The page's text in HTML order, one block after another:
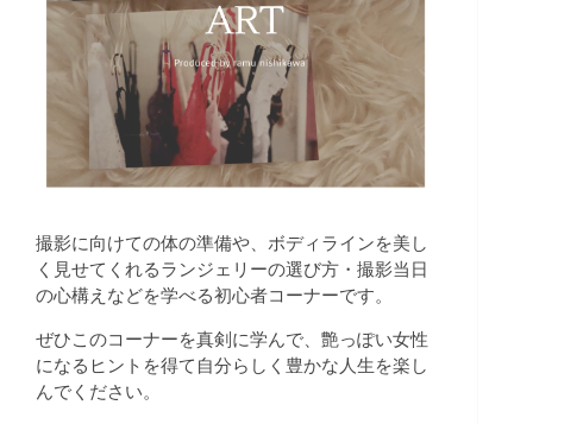
撮影に向けての体の準備や、ボディラインを美し
く見せてくれるランジェリーの選び方・撮影当日
の心構えなどを学べる初心者コーナーです。
ぜひこのコーナーを真剣に学んで、艶っぽい女性
になるヒントを得て自分らしく豊かな人生を楽し
んでください。